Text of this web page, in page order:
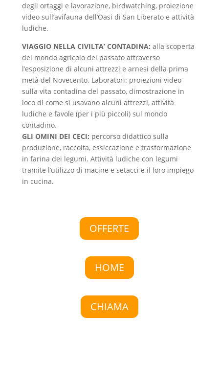
degli ortaggi e lavorazione, birdwatching, proiezione
video sull’avifauna dell’Oasi di San Liberato e attività
ludiche.
VIAGGIO NELLA CIVILTA’ CONTADINA: alla scoperta
del mondo agricolo del passato attraverso
l’esposizione di alcuni attrezzi e arnesi della prima
metà del Novecento. Laboratori: proiezioni video
sulla vita contadina del passato, dimostrazione in
loco di come si usavano alcuni attrezzi, attività
ludiche e favole (per i più piccoli) sul mondo
contadino.
GLI OMINI DEI CECI: percorso didattico sulla
produzione, raccolta, essiccazione e trasformazione
in farina dei legumi. Attività ludiche con legumi
tramite l’utilizzo di macine e setacci e il loro impiego
in cucina.
OFFERTE
HOME
CHIAMA